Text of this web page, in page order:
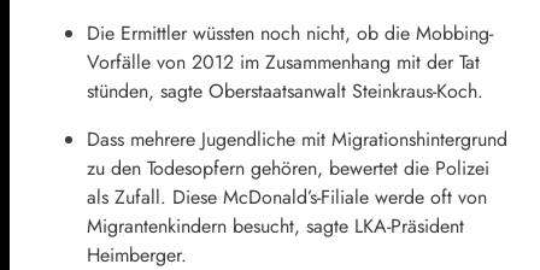
Die Ermittler wüssten noch nicht, ob die Mobbing-
Vorfälle von 2012 im Zusammenhang mit der Tat
stünden, sagte Oberstaatsanwalt Steinkraus-Koch.
Dass mehrere Jugendliche mit Migrationshintergrund
zu den Todesopfern gehören, bewertet die Polizei
als Zufall. Diese McDonald’s-Filiale werde oft von
Migrantenkindern besucht, sagte LKA-Präsident
Heimberger.